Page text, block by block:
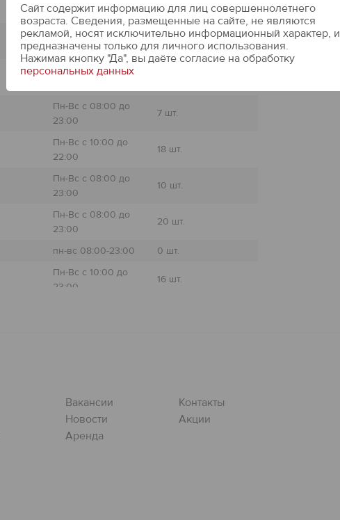
Пн-Вс с 08:00 до
23:00
25 шт.
Пн-Вс с 10:00 до
Пн-Вс с 08:00 до
23:00
7 шт.
Пн-Вс с 10:00 до
22:00
18 шт.
Пн-Вс с 08:00 до
23:00
10 шт.
Пн-Вс с 08:00 до
23:00
20 шт.
пн-вс 08:00-23:00 0 шт.
Пн-Вс с 10:00 до
23:00
16 шт.
23:00
Пн-Вс с 09:00 до
23:00
0 шт.
Вакансии
Новости
Аренда
Контакты
Акции
Сайт содержит информацию для лиц совершеннолетнего
возраста. Сведения, размещенные на сайте, не являются
рекламой, носят исключительно информационный характер, и
предназначены только для личного использования.
Нажимая кнопку "Да", вы даёте cогласие на обработку
персональных данных